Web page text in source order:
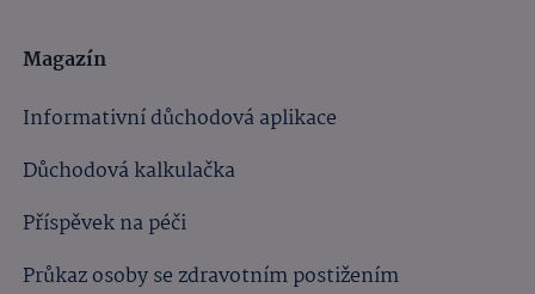
Magazín
Informativní důchodová aplikace
Důchodová kalkulačka
Příspěvek na péči
Průkaz osoby se zdravotním postižením